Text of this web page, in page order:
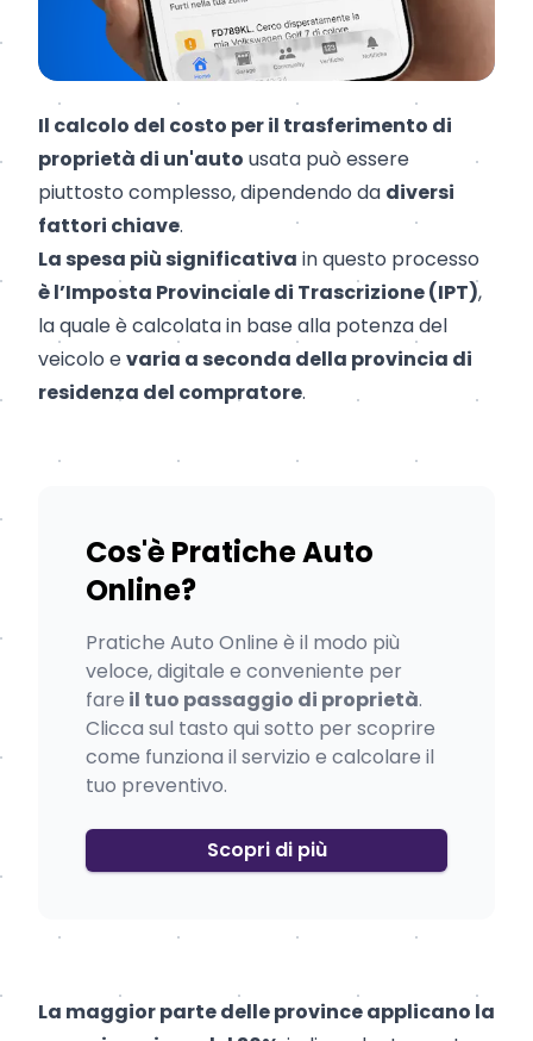
Il calcolo del costo per il trasferimento di
proprietà di un'auto usata può essere
piuttosto complesso, dipendendo da diversi
fattori chiave.
La spesa più significativa in questo processo
è l’Imposta Provinciale di Trascrizione (IPT),
la quale è calcolata in base alla potenza del
veicolo evaria a seconda della provincia di
residenza del compratore.
Cos'è Pratiche Auto
Online?
Pratiche Auto Online è il modo più
veloce, digitale e conveniente per
fare il tuo passaggio di proprietà.
Clicca sul tasto qui sotto per scoprire
come funziona il servizio e calcolare il
tuo preventivo.
Scopri di più
La maggior parte delle province applicano la